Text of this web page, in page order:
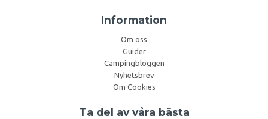
Information
Om oss
Guider
Campingbloggen
Nyhetsbrev
Om Cookies
Ta del av våra bästa